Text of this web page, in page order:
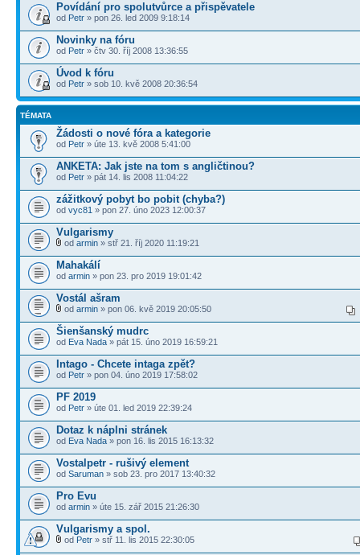
Povídání pro spolutvůrce a přispěvatele
od Petr » pon 26. led 2009 9:18:14
Novinky na fóru
od Petr » čtv 30. říj 2008 13:36:55
Úvod k fóru
od Petr » sob 10. kvě 2008 20:36:54
TÉMATA
Žádosti o nové fóra a kategorie
od Petr » úte 13. kvě 2008 5:41:00
ANKETA: Jak jste na tom s angličtinou?
od Petr » pát 14. lis 2008 11:04:22
zážitkový pobyt bo pobit (chyba?)
od vyc81 » pon 27. úno 2023 12:00:37
Vulgarismy
od armin » stř 21. říj 2020 11:19:21
Mahakálí
od armin » pon 23. pro 2019 19:01:42
Vostál ašram
od armin » pon 06. kvě 2019 20:05:50
Šienšanský mudrc
od Eva Nada » pát 15. úno 2019 16:59:21
Intago - Chcete intaga zpět?
od Petr » pon 04. úno 2019 17:58:02
PF 2019
od Petr » úte 01. led 2019 22:39:24
Dotaz k náplni stránek
od Eva Nada » pon 16. lis 2015 16:13:32
Vostalpetr - rušivý element
od Saruman » sob 23. pro 2017 13:40:32
Pro Evu
od armin » úte 15. zář 2015 21:26:30
Vulgarismy a spol.
od Petr » stř 11. lis 2015 22:30:05